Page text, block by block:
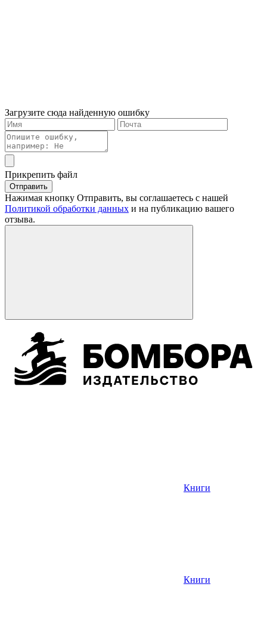
Загрузите сюда найденную ошибку
Прикрепить файл
Отправить
Нажимая кнопку Отправить, вы соглашаетесь с нашей
Политикой обработки данных и на публикацию вашего
отзыва.
Книги
Книги